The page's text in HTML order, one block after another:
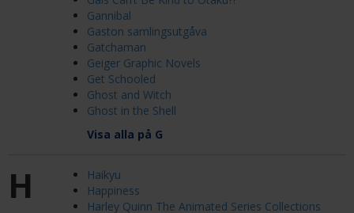
Gannibal
Gaston samlingsutgåva
Gatchaman
Geiger Graphic Novels
Get Schooled
Ghost and Witch
Ghost in the Shell
Visa alla på G
H
Haikyu
Happiness
Harley Quinn The Animated Series Collections